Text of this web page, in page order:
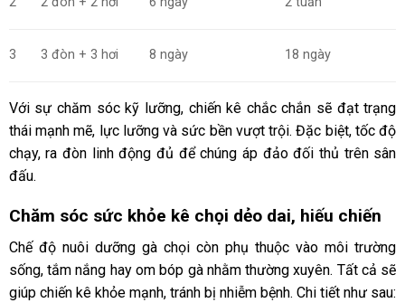
3 3 đòn + 3 hơi 8 ngày 18 ngày
Với sự chăm sóc kỹ lưỡng, chiến kê chắc chắn sẽ đạt trạng
thái mạnh mẽ, lực lưỡng và sức bền vượt trội. Đặc biệt, tốc độ
chạy, ra đòn linh động đủ để chúng áp đảo đối thủ trên sân
đấu.
Chăm sóc sức khỏe kê chọi dẻo dai, hiếu chiến
Chế độ nuôi dưỡng gà chọi còn phụ thuộc vào môi trường
sống, tắm nắng hay om bóp gà nhằm thường xuyên. Tất cả sẽ
giúp chiến kê khỏe mạnh, tránh bị nhiễm bệnh. Chi tiết như sau: